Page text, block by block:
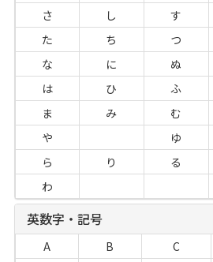
さ
し す
た
ち つ
な
に ぬ
は
ひ ふ
ま
み む
や
ゆ
ら
り る
わ
英数字・記号
A B C